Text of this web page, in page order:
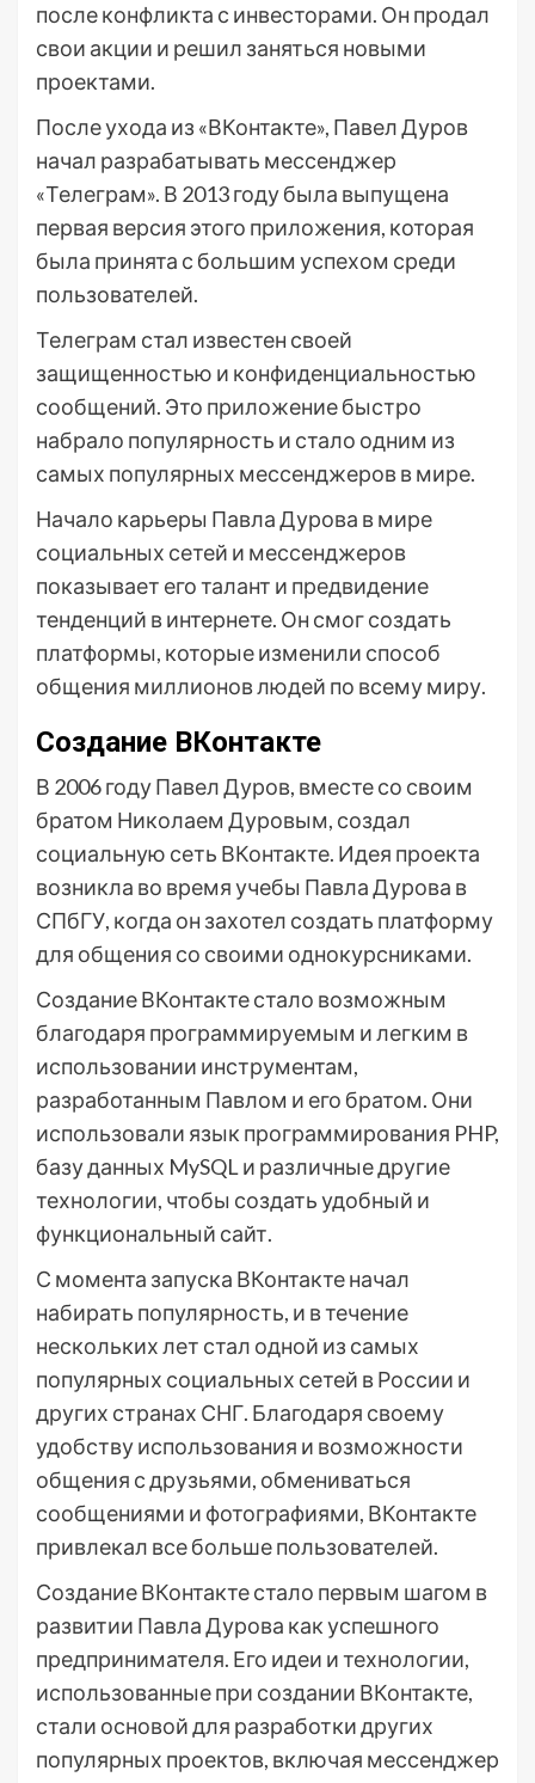
после конфликта с инвесторами. Он продал
свои акции и решил заняться новыми
проектами.
После ухода из «ВКонтакте», Павел Дуров
начал разрабатывать мессенджер
«Телеграм». В 2013 году была выпущена
первая версия этого приложения, которая
была принята с большим успехом среди
пользователей.
Телеграм стал известен своей
защищенностью и конфиденциальностью
сообщений. Это приложение быстро
набрало популярность и стало одним из
самых популярных мессенджеров в мире.
Начало карьеры Павла Дурова в мире
социальных сетей и мессенджеров
показывает его талант и предвидение
тенденций в интернете. Он смог создать
платформы, которые изменили способ
общения миллионов людей по всему миру.
Создание ВКонтакте
В 2006 году Павел Дуров, вместе со своим
братом Николаем Дуровым, создал
социальную сеть ВКонтакте. Идея проекта
возникла во время учебы Павла Дурова в
СПбГУ, когда он захотел создать платформу
для общения со своими однокурсниками.
Создание ВКонтакте стало возможным
благодаря программируемым и легким в
использовании инструментам,
разработанным Павлом и его братом. Они
использовали язык программирования PHP,
базу данных MySQL и различные другие
технологии, чтобы создать удобный и
функциональный сайт.
С момента запуска ВКонтакте начал
набирать популярность, и в течение
нескольких лет стал одной из самых
популярных социальных сетей в России и
других странах СНГ. Благодаря своему
удобству использования и возможности
общения с друзьями, обмениваться
сообщениями и фотографиями, ВКонтакте
привлекал все больше пользователей.
Создание ВКонтакте стало первым шагом в
развитии Павла Дурова как успешного
предпринимателя. Его идеи и технологии,
использованные при создании ВКонтакте,
стали основой для разработки других
популярных проектов, включая мессенджер